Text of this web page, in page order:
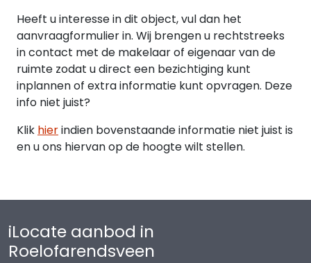
Heeft u interesse in dit object, vul dan het
aanvraagformulier in. Wij brengen u rechtstreeks
in contact met de makelaar of eigenaar van de
ruimte zodat u direct een bezichtiging kunt
inplannen of extra informatie kunt opvragen. Deze
info niet juist?
Klik hierindien bovenstaande informatie niet juist is
en u ons hiervan op de hoogte wilt stellen.
iLocate aanbod in
Roelofarendsveen